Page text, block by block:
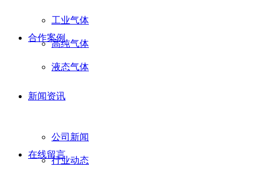
工业气体
高纯气体
液态气体
合作案例
新闻资讯
公司新闻
行业动态
在线留言